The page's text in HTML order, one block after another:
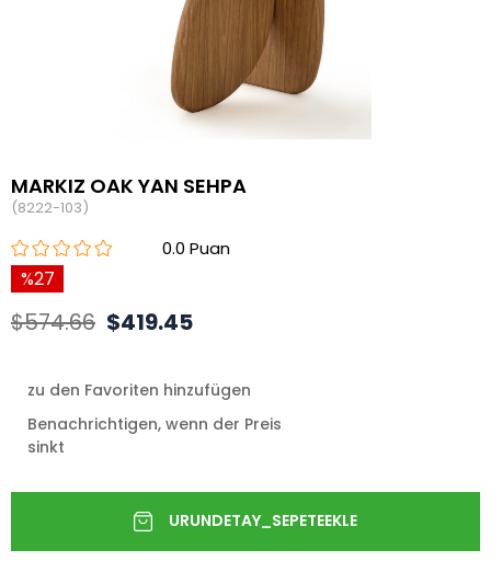
MARKIZ OAK YAN SEHPA
(8222-103)
0.0
27
$574.66 $419.45
zu den Favoriten hinzufügen
Benachrichtigen, wenn der Preis
sinkt